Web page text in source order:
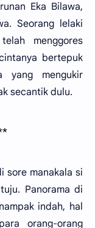
Eka Bilawa,
Seorang lelaki
menggores
bertepuk
yang mengukir
secantik dulu.
sore manakala si
Panorama di
indah, hal
orang-orang